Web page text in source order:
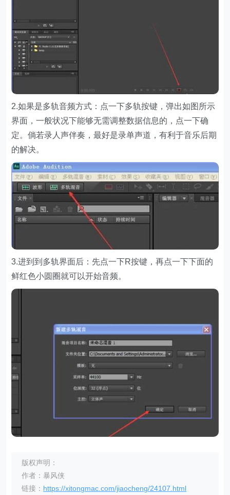
2.如果是多轨音频方式：点一下多轨按键，弹出如图所示
界面，一般状况下能够无需调整数据信息的，点一下确
定。倘若录人声伴奏，最好是录单声道，有利于音乐后期
的解决。
3.进到到多轨界面后：先点一下R按键，再点一下下面的
鲜红色小圆圈就可以开始音频。
版权声明：
作者：暴风侠
链接： https://xitongmac.com/jiaocheng/24107.html